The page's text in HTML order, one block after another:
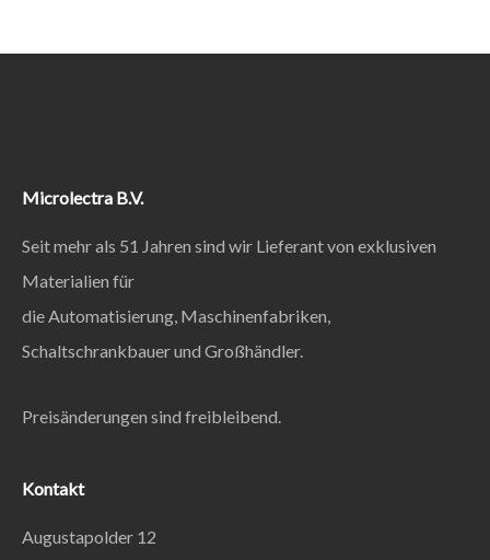
Microlectra B.V.
Seit mehr als 51 Jahren sind wir Lieferant von exklusiven
Materialien für
die Automatisierung, Maschinenfabriken,
Schaltschrankbauer und Großhändler.
Preisänderungen sind freibleibend.
Kontakt
Augustapolder 12